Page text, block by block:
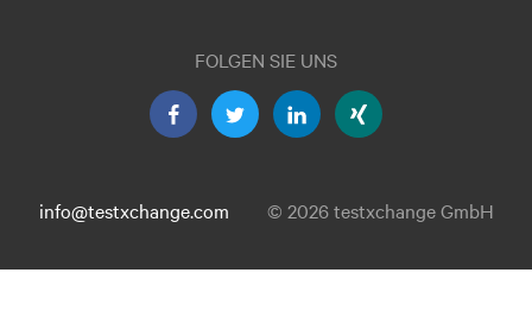
FOLGEN SIE UNS
info@testxchange.com © 2026 testxchange GmbH